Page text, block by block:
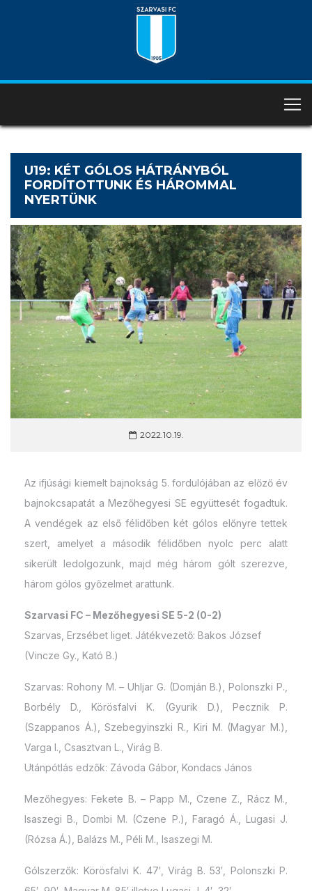
U19: KÉT GÓLOS HÁTRÁNYBÓL
FORDÍTOTTUNK ÉS HÁROMMAL
NYERTÜNK
2022.10.19.
Az ifjúsági kiemelt bajnokság 5. fordulójában az előző év
bajnokcsapatát a Mezőhegyesi SE együttesét fogadtuk.
A vendégek az első félidőben két gólos előnyre tettek
szert, amelyet a második félidőben nyolc perc alatt
sikerült ledolgozunk, majd még három gólt szerezve,
három gólos győzelmet arattunk.
Szarvasi FC – Mezőhegyesi SE 5-2 (0-2)
Szarvas, Erzsébet liget. Játékvezető: Bakos József
(Vincze Gy., Kató B.)
Szarvas: Rohony M. – Uhljar G. (Domján B.), Polonszki P.,
Borbély D., Körösfalvi K. (Gyurik D.), Pecznik P.
(Szappanos Á.), Szebegyinszki R., Kiri M. (Magyar M.),
Varga I., Csasztvan L., Virág B.
Utánpótlás edzők: Závoda Gábor, Kondacs János
Mezőhegyes: Fekete B. – Papp M., Czene Z., Rácz M.,
Isaszegi B., Dombi M. (Czene P.), Faragó Á., Lugasi J.
(Rózsa Á.), Balázs M., Péli M., Isaszegi M.
Gólszerzők: Körösfalvi K. 47′, Virág B. 53′, Polonszki P.